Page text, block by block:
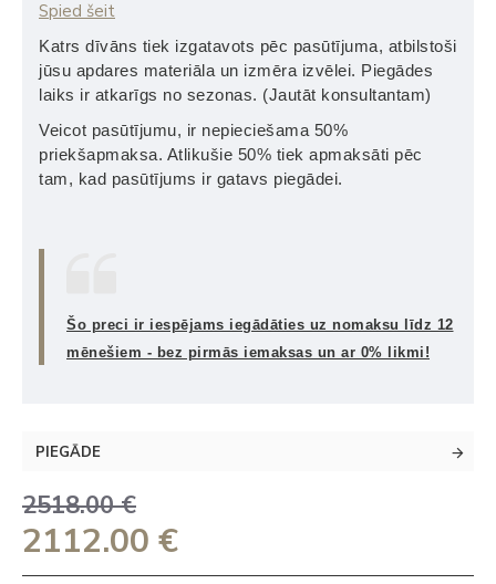
Spied šeit
Katrs dīvāns tiek izgatavots pēc pasūtījuma, atbilstoši
jūsu apdares materiāla un izmēra izvēlei. Piegādes
laiks ir atkarīgs no sezonas. (Jautāt konsultantam)
Veicot pasūtījumu, ir nepieciešama 50%
priekšapmaksa. Atlikušie 50% tiek apmaksāti pēc
tam, kad pasūtījums ir gatavs piegādei.
Šo preci ir iespējams iegādāties uz nomaksu līdz 12
mēnešiem - bez pirmās iemaksas un ar 0% likmi!
PIEGĀDE
2112.00 €
2518.00 €